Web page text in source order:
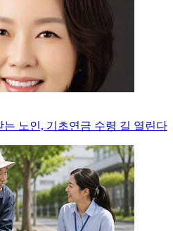
는 노인, 기초연금 수령 길 열린다